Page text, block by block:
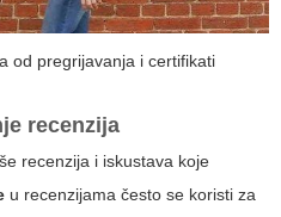
od pregrijavanja i certifikati
recenzija
recenzija i iskustava koje
u recenzijama često se koristi za